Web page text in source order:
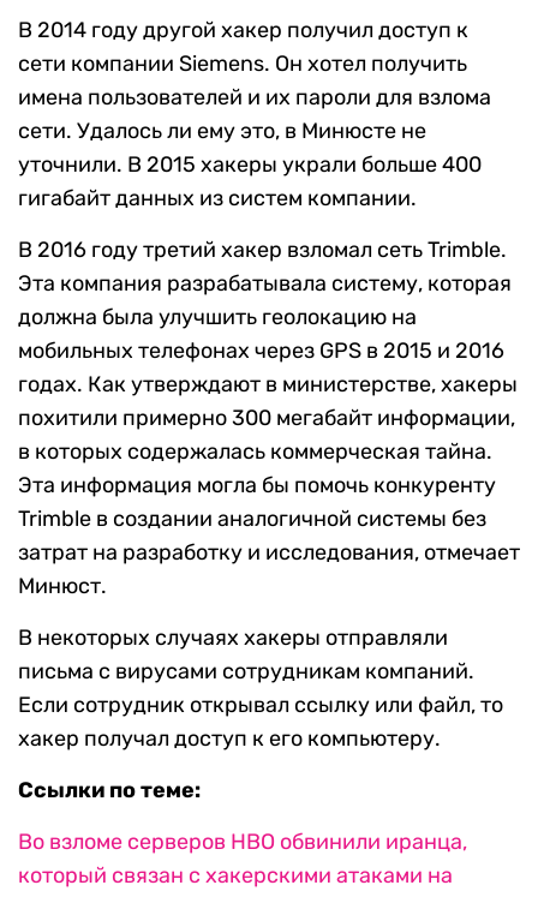
В 2014 году другой хакер получил доступ к
сети компании Siemens. Он хотел получить
имена пользователей и их пароли для взлома
сети. Удалось ли ему это, в Минюсте не
уточнили. В 2015 хакеры украли больше 400
гигабайт данных из систем компании.
В 2016 году третий хакер взломал сеть Trimble.
Эта компания разрабатывала систему, которая
должна была улучшить геолокацию на
мобильных телефонах через GPS в 2015 и 2016
годах. Как утверждают в министерстве, хакеры
похитили примерно 300 мегабайт информации,
в которых содержалась коммерческая тайна.
Эта информация могла бы помочь конкуренту
Trimble в создании аналогичной системы без
затрат на разработку и исследования, отмечает
Минюст.
В некоторых случаях хакеры отправляли
письма с вирусами сотрудникам компаний.
Если сотрудник открывал ссылку или файл, то
хакер получал доступ к его компьютеру.
Ссылки по теме:
Во взломе серверов HBO обвинили иранца,
который связан с хакерскими атаками на